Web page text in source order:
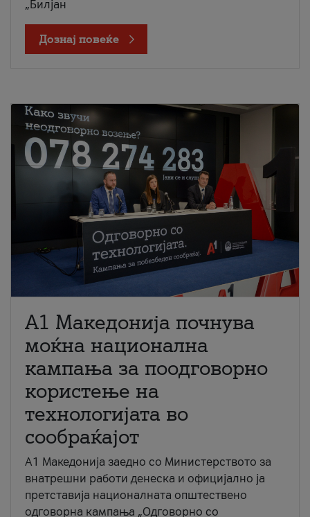
„Билјан
Дознај повеќе
A1 Македонија почнува
моќна национална
кампања за поодговорно
користење на
технологијата во
сообраќајот
A1 Македонија заедно со Министерството за
внатрешни работи денеска и официјално ја
претставија националната општествено
одговорна кампања „Одговорно со